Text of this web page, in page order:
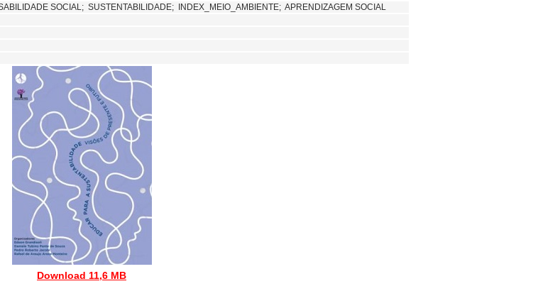
SOCIAL; SUSTENTABILIDADE;
INDEX_MEIO_AMBIENTE; APRENDIZAGEM SOCIAL
Download 11,6 MB